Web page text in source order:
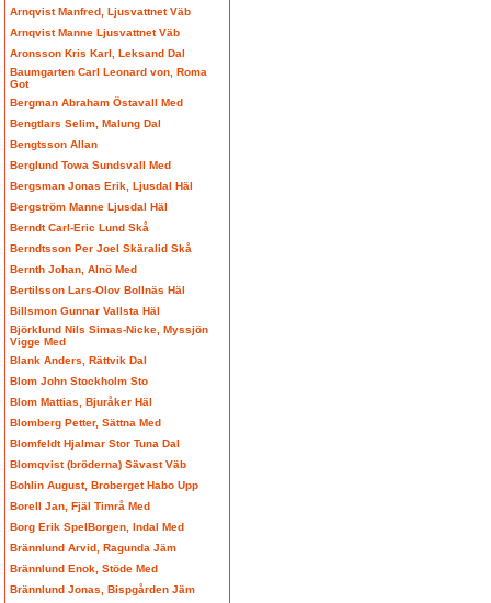
Arnqvist Manfred, Ljusvattnet Väb
Arnqvist Manne Ljusvattnet Väb
Aronsson Kris Karl, Leksand Dal
Baumgarten Carl Leonard von, Roma
Got
Bergman Abraham Östavall Med
Bengtlars Selim, Malung Dal
Bengtsson Allan
Berglund Towa Sundsvall Med
Bergsman Jonas Erik, Ljusdal Häl
Bergström Manne Ljusdal Häl
Berndt Carl-Eric Lund Skå
Berndtsson Per Joel Skäralid Skå
Bernth Johan, Alnö Med
Bertilsson Lars-Olov Bollnäs Häl
Billsmon Gunnar Vallsta Häl
Björklund Nils Simas-Nicke, Myssjön
Vigge Med
Blank Anders, Rättvik Dal
Blom John Stockholm Sto
Blom Mattias, Bjuråker Häl
Blomberg Petter, Sättna Med
Blomfeldt Hjalmar Stor Tuna Dal
Blomqvist (bröderna) Sävast Väb
Bohlin August, Broberget Habo Upp
Borell Jan, Fjäl Timrå Med
Borg Erik SpelBorgen, Indal Med
Brännlund Arvid, Ragunda Jäm
Brännlund Enok, Stöde Med
Brännlund Jonas, Bispgården Jäm